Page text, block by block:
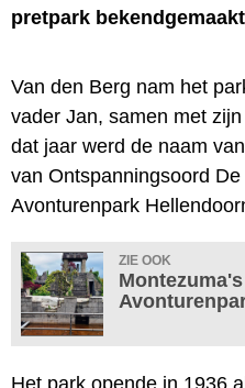
pretpark
Van den Berg nam het
vader Jan, samen met
dat jaar werd de naam
van Ontspanningsoord
Avonturenpark
ZIE OOK
Het park opende in 1936